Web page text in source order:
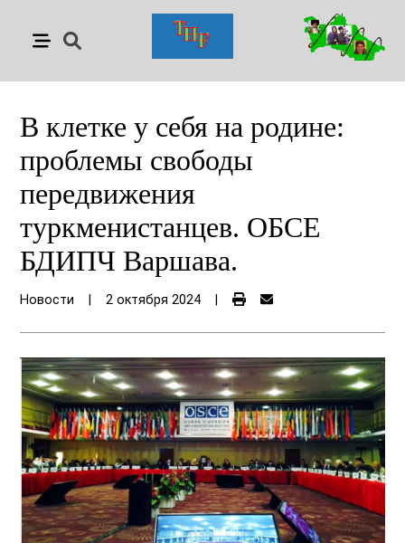
В клетке у себя на родине:
проблемы свободы
передвижения
туркменистанцев. ОБСЕ
БДИПЧ Варшава.
Новости 2 октября 2024